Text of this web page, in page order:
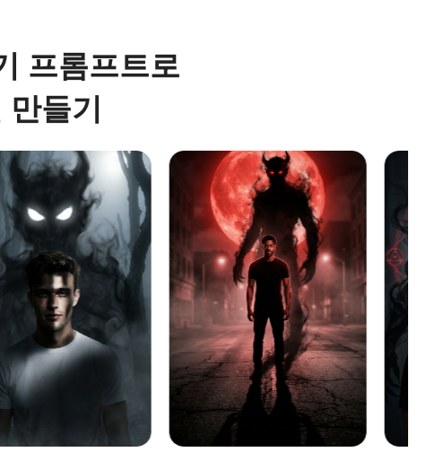
프롬프트로
들기